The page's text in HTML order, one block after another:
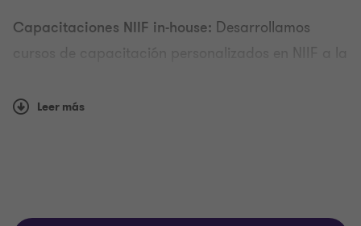
Preparación de estados financieros y revelaciones
Capacitaciones NIIF in-house: Desarrollamos
cursos de capacitación personalizados en NIIF a la
virtual.Leer más